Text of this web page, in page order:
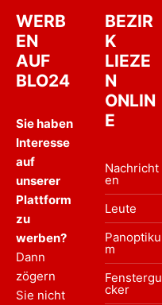
WERB
EN
AUF
BLO24
Sie haben
Interesse
auf
unserer
Plattform
zu
werben?
Dann
zögern
Sie nicht
BEZIR
K
LIEZE
N
ONLIN
E
Nachricht
en
Leute
Panoptiku
m
Fenstergu
cker